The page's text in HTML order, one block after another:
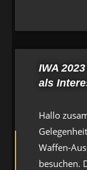
IWA
als
Hallo
Waffen-
besuchen.